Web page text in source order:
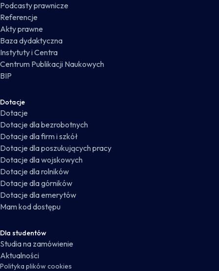
Podcasty prawnicze
Referencje
Akty prawne
Baza dydaktyczna
Instytuty i Centra
Centrum Publikacji Naukowych
BIP
Dotacje
Dotacje
Dotacje dla bezrobotnych
Dotacje dla firm i szkół
Dotacje dla poszukujących pracy
Dotacje dla wojskowych
Dotacje dla rolników
Dotacje dla górników
Dotacje dla emerytów
Mam kod dostępu
Dla studentów
Studia na zamówienie
Aktualności
Polityka plików cookies